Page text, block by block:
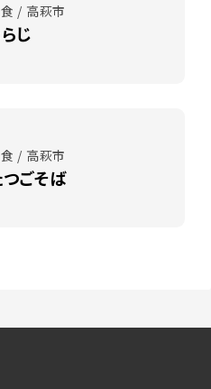
/ 高萩市
じ
/ 高萩市
ごそば